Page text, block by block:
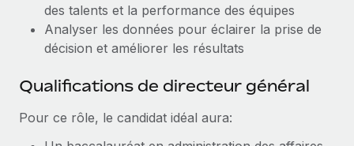
des talents et la performance des équipes
Analyser les données pour éclairer la prise de
décision et améliorer les résultats
Qualifications de directeur général
Pour ce rôle, le candidat idéal aura: